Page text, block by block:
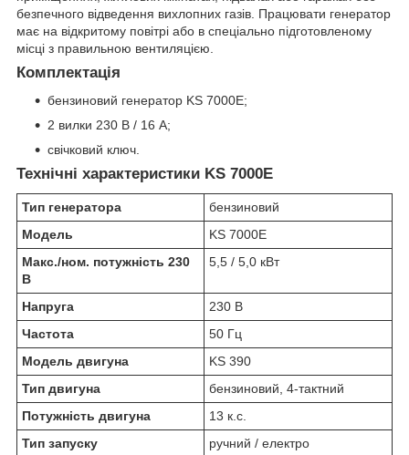
безпечного відведення вихлопних газів. Працювати генератор
має на відкритому повітрі або в спеціально підготовленому
місці з правильною вентиляцією.
Комплектація
бензиновий генератор KS 7000E;
2 вилки 230 В / 16 А;
свічковий ключ.
Технічні характеристики KS 7000E
Тип генератора
бензиновий
Модель
KS 7000E
Макс./ном. потужність 230
В
5,5 / 5,0 кВт
Напруга
230 В
Частота
50 Гц
Модель двигуна
KS 390
Тип двигуна
бензиновий, 4-тактний
Потужність двигуна
13 к.с.
Тип запуску
ручний / електро